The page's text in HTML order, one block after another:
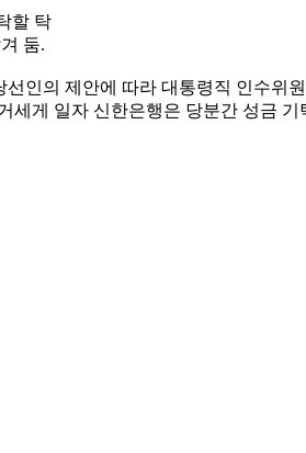
할 탁
둠.
선인의 제안에 따라 대통령직 인수위
세게 일자 신한은행은 당분간 성금